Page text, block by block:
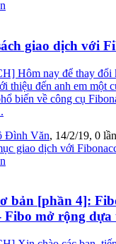
giao dịch với
Hôm nay để thay đổi
thiệu đến anh em một
biến về công cụ
Đình Văn, 14/2/19, 0
giao dịch với
bản [phần 4]:
Fibo mở rộng